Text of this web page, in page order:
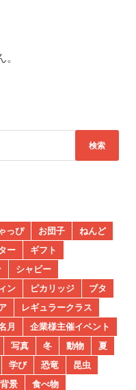
っぴ お団子
ねんど
ー
ギフト
シャビー
ン ピカリッジ
ブタ
レギュラークラス
月
企業様主催イベント
写真 冬 動物
夏
学び 恐竜
昆虫
背景 食べ物